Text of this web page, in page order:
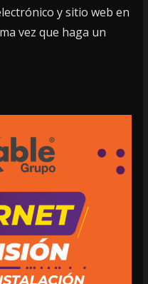
y sitio web en
vez que haga un